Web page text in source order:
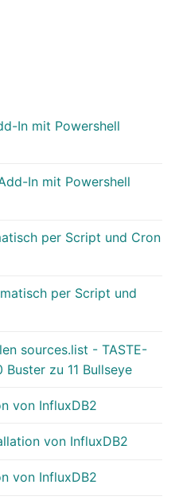
In mit Powershell
In mit Powershell
per Script und Cron
per Script und
sources.list - TASTE-
zu 11 Bullseye
von InfluxDB2
von InfluxDB2
von InfluxDB2